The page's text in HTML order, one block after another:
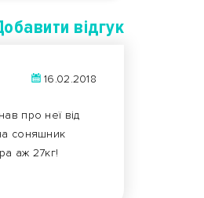
вiдгук
16.02.2018
про неї від
соняшник
аж 27кг!